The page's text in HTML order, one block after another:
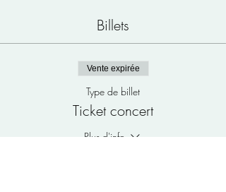
Billets
Vente expirée
Type de billet
Ticket concert
Plus d'info